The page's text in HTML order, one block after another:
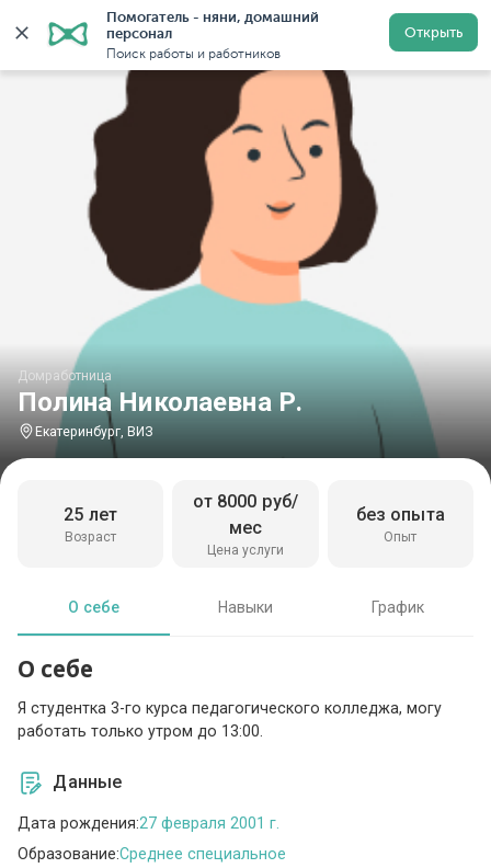
Помогатель - няни, домашний
персонал
Поиск работы и работников
Открыть
Главная Домработницы Домработницы в
Полина Николаевна Р.
Домработница
Екатеринбург, ВИЗ
Возраст
25 лет
Цена услуги
от 8000 руб/
мес
Опыт
без опыта
О себе Навыки График
О себе
Я студентка 3-го курса педагогического колледжа, могу
работать только утром до 13:00.
Данные
Дата рождения:27 февраля 2001 г.
Образование:Среднее специальное